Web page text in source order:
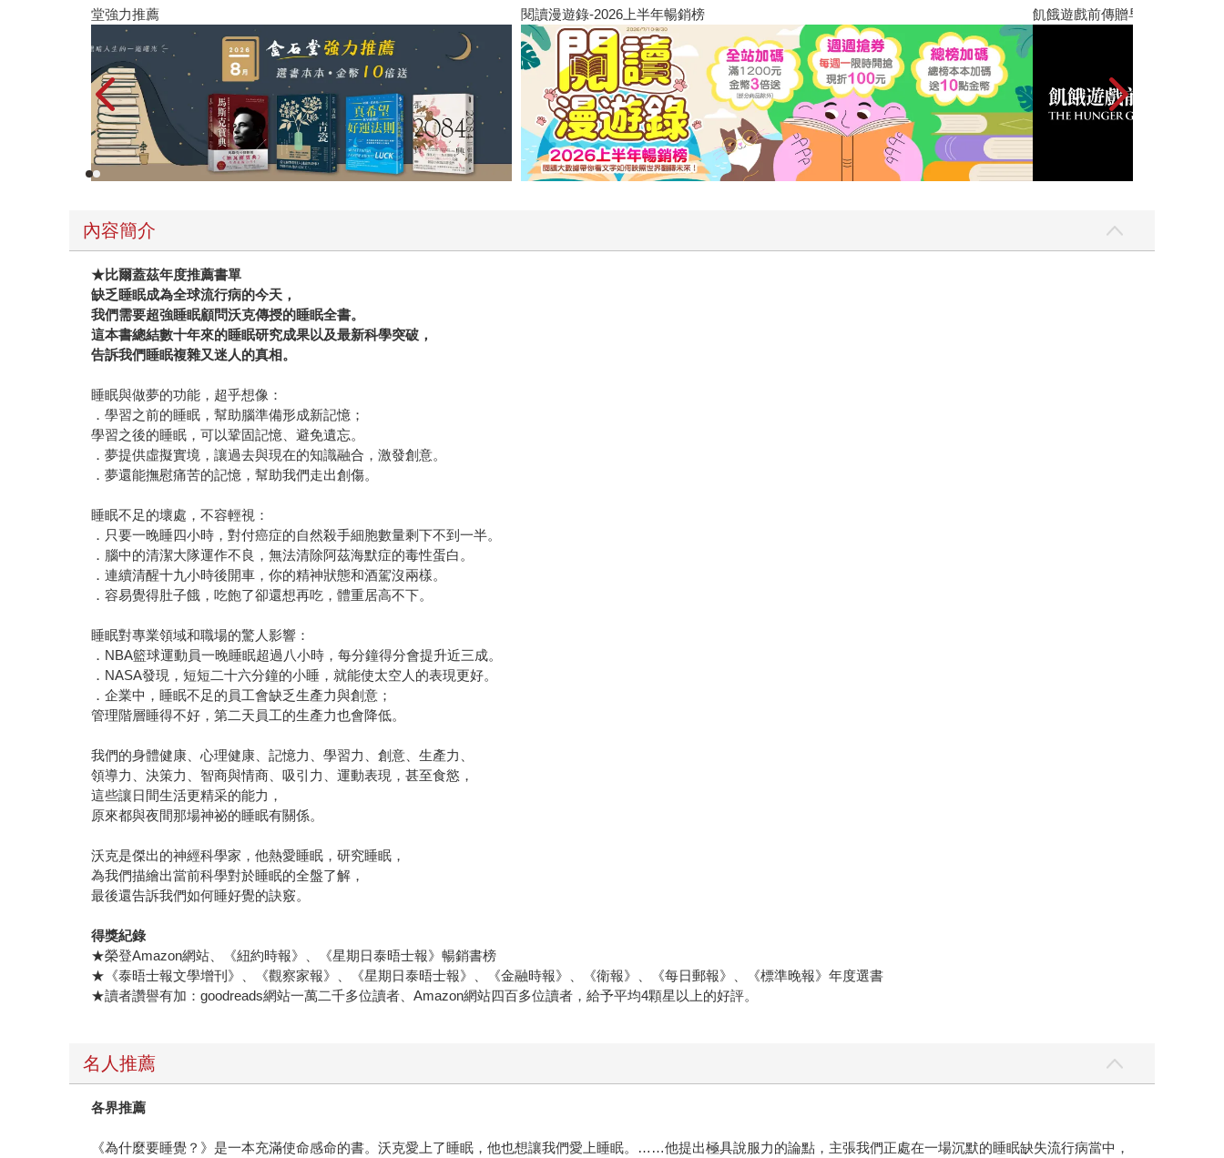
閱讀漫遊錄-2026上半年暢銷榜 飢餓遊戲前傳贈早優券 高功能倖存者
內容簡介
★比爾蓋茲年度推薦書單
缺乏睡眠成為全球流行病的今天，
我們需要超強睡眠顧問沃克傳授的睡眠全書。
這本書總結數十年來的睡眠研究成果以及最新科學突破，
告訴我們睡眠複雜又迷人的真相。
睡眠與做夢的功能，超乎想像：
．學習之前的睡眠，幫助腦準備形成新記憶；
學習之後的睡眠，可以鞏固記憶、避免遺忘。
．夢提供虛擬實境，讓過去與現在的知識融合，激發創意。
．夢還能撫慰痛苦的記憶，幫助我們走出創傷。
睡眠不足的壞處，不容輕視：
．只要一晚睡四小時，對付癌症的自然殺手細胞數量剩下不到一半。
．腦中的清潔大隊運作不良，無法清除阿茲海默症的毒性蛋白。
．連續清醒十九小時後開車，你的精神狀態和酒駕沒兩樣。
．容易覺得肚子餓，吃飽了卻還想再吃，體重居高不下。
睡眠對專業領域和職場的驚人影響：
．NBA籃球運動員一晚睡眠超過八小時，每分鐘得分會提升近三成。
．NASA發現，短短二十六分鐘的小睡，就能使太空人的表現更好。
．企業中，睡眠不足的員工會缺乏生產力與創意；
管理階層睡得不好，第二天員工的生產力也會降低。
我們的身體健康、心理健康、記憶力、學習力、創意、生產力、
領導力、決策力、智商與情商、吸引力、運動表現，甚至食慾，
這些讓日間生活更精采的能力，
原來都與夜間那場神祕的睡眠有關係。
沃克是傑出的神經科學家，他熱愛睡眠，研究睡眠，
為我們描繪出當前科學對於睡眠的全盤了解，
最後還告訴我們如何睡好覺的訣竅。
得獎紀錄
★榮登Amazon網站、《紐約時報》、《星期日泰晤士報》暢銷書榜
★《泰晤士報文學增刊》、《觀察家報》、《星期日泰晤士報》、《金融時報》、《衛報》、《每日郵報》、《標準晚報》年度選書
★讀者讚譽有加：goodreads網站一萬二千多位讀者、Amazon網站四百多位讀者，給予平均4顆星以上的好評。
名人推薦
各界推薦
《為什麼要睡覺？》是一本充滿使命感命的書。沃克愛上了睡眠，他也想讓我們愛上睡眠。……他提出極具說服力的論點，主張我們正處在一場沉默的睡眠缺失流行病當中，